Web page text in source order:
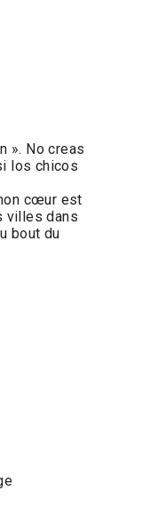
». No creas
los chicos
cœur est
villes dans
bout du